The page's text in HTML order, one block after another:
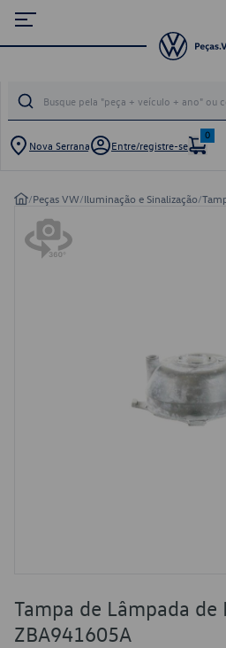
Nova Serrana Entre/registre-se
0
/Peças VW/Iluminação e Sinalização/
Tampa de Lâmpada de
ZBA941605A